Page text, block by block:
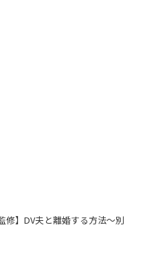
修】DV夫と離婚する方法～別